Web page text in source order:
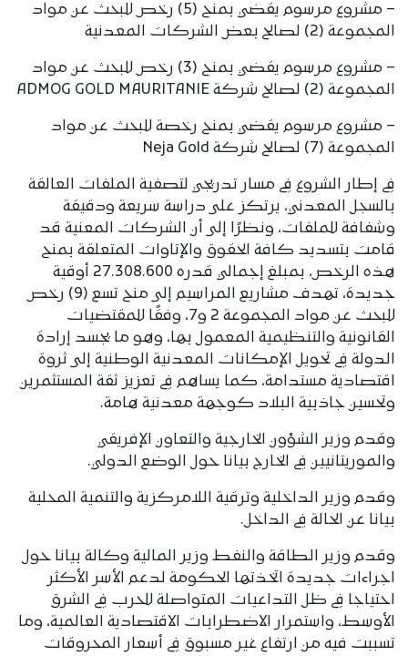
– مشروع مرسوم يقضي بمنح (5) رخص للبحث عن مواد
المجموعة (2) لصالح بعض الشركات المعدنية
– مشروع مرسوم يقضي بمنح (3) رخص للبحث عن مواد
المجموعة (2) لصالح شركة ADMOG GOLD MAURITANIE
– مشروع مرسوم يقضي بمنح رخصة للبحث عن مواد
المجموعة (7) لصالح شركة Neja Gold
في إطار الشروع في مسار تدريجي لتصفية الملفات العالقة
بالسجل المعدني، يرتكز على دراسة سريعة ودقيقة
وشفافة للملفات، ونظرًا إلى أن الشركات المعنية قد
قامت بتسديد كافة الحقوق والإتاوات المتعلقة بمنح
هذه الرخص، بمبلغ إجمالي قدره 27.308.600 أوقية
جديدة، تهدف مشاريع المراسيم إلى منح تسع (9) رخص
للبحث عن مواد المجموعة 2 و7، وفقًا للمقتضيات
القانونية والتنظيمية المعمول بها، وهو ما يجسد إرادة
الدولة في تحويل الإمكانات المعدنية الوطنية إلى ثروة
اقتصادية مستدامة، كما يساهم في تعزيز ثقة المستثمرين
وتحسين جاذبية البلاد كوجهة معدنية هامة.
وقدم وزير الشؤون الخارجية والتعاون الإفريقي
والموريتانيين في الخارج بيانا حول الوضع الدولي.
وقدم وزير الداخلية وترقية اللامركزية والتنمية المحلية
بيانا عن الحالة في الداخل.
وقدم وزير الطاقة والنفط وزير المالية وكالة بيانا حول
اجراءات جديدة اتخذتها الحكومة لدعم الأسر الأكثر
احتياجا في ظل التداعيات المتواصلة للحرب في الشرق
الأوسط، واستمرار الاضطرابات الاقتصادية العالمية، وما
تسببت فيه من ارتفاع غير مسبوق في أسعار المحروقات